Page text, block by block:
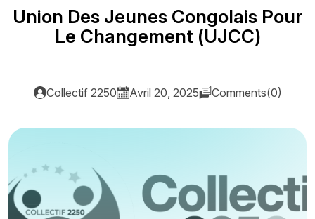
Union Des Jeunes Congolais Pour
Le Changement (UJCC)
Collectif 2250 Avril 20, 2025 Comments(0)